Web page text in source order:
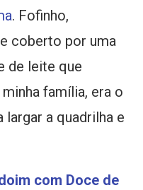
. Fofinho,
coberto por uma
de leite que
família, era o
a quadrilha e
com Doce de